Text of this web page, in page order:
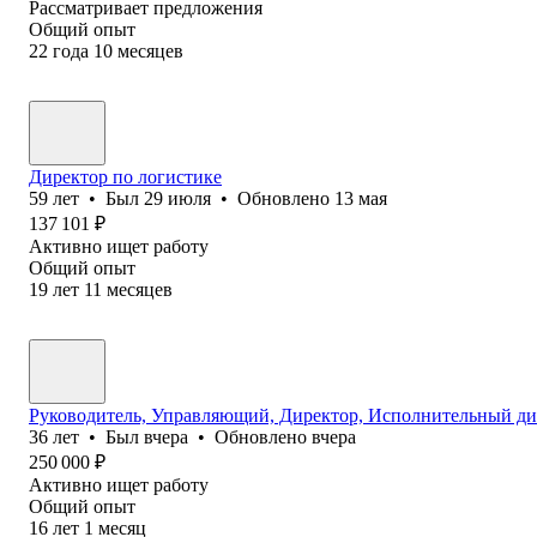
Рассматривает предложения
Общий опыт
22 года 10 месяцев
Директор по логистике
59 лет • Был 29 июля • Обновлено 13 мая
137 101 ₽
Активно ищет работу
Общий опыт
19 лет 11 месяцев
Руководитель, Управляющий, Директор, Исполнительный
36 лет • Был вчера • Обновлено вчера
250 000 ₽
Активно ищет работу
Общий опыт
16 лет 1 месяц